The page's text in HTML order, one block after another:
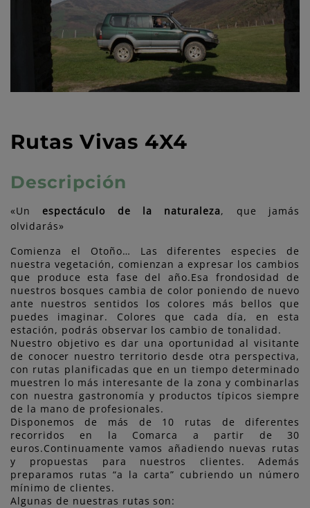
Rutas Vivas 4X4
Descripción
«Unespectáculo de la naturaleza, que jamás
olvidarás»
Comienza el Otoño… Las diferentes especies de
nuestra vegetación, comienzan a expresar los cambios
que produce esta fase del año.Esa frondosidad de
nuestros bosques cambia de color poniendo de nuevo
ante nuestros sentidos los colores más bellos que
puedes imaginar. Colores que cada día, en esta
estación, podrás observar los cambio de tonalidad.
Nuestro objetivo es dar una oportunidad al visitante
de conocer nuestro territorio desde otra perspectiva,
con rutas planificadas que en un tiempo determinado
muestren lo más interesante de la zona y combinarlas
con nuestra gastronomía y productos típicos siempre
de la mano de profesionales.
Disponemos de más de 10 rutas de diferentes
recorridos en la Comarca a partir de 30
euros.Continuamente vamos añadiendo nuevas rutas
y propuestas para nuestros clientes. Además
preparamos rutas “a la carta” cubriendo un número
mínimo de clientes.
Algunas de nuestras rutas son: